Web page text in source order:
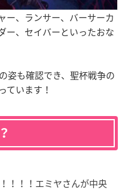
ー、ランサー、バーサーカ
ー、セイバーといったおな
姿も確認でき、聖杯戦争の
ています！
！！！エミヤさんが中央